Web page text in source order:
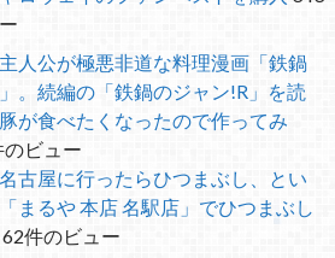
主人公が極悪非道な料理漫画「鉄鍋
。続編の「鉄鍋のジャン!R」を読
が食べたくなったので作ってみ
のビュー
名古屋に行ったらひつまぶし、とい
まるや 本店 名駅店」でひつまぶし
62件のビュー